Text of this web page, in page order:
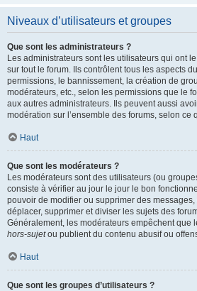
Niveaux d’utilisateurs et groupes
Que sont les administrateurs ?
Les administrateurs sont les utilisateurs qui ont
sur tout le forum. Ils contrôlent tous les aspects
permissions, le bannissement, la création de
modérateurs, etc., selon les permissions que le
aux autres administrateurs. Ils peuvent aussi
modération sur l’ensemble des forums, selon ce
Haut
Que sont les modérateurs ?
Les modérateurs sont des utilisateurs (ou
consiste à vérifier au jour le jour le bon
pouvoir de modifier ou supprimer des
déplacer, supprimer et diviser les sujets des
Généralement, les modérateurs empêchent que
hors-sujetou publient du contenu abusif ou
Haut
Que sont les groupes d’utilisateurs ?